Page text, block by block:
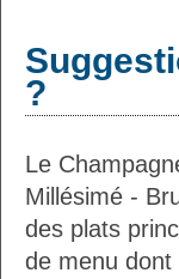
?
Le
Millésimé -
des plats
de menu